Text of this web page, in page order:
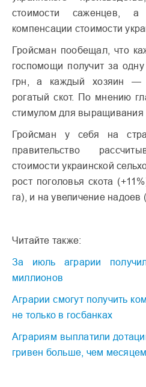
стоимости саженцев, а
компенсации стоимости
Гройсман пообещал, что
госпомощи получит за
грн, а каждый хозяин —
рогатый скот. По мнению
стимулом для выращивания
Гройсман у себя на
правительство
стоимости украинской
рост поголовья скота
га), и на увеличение надоев
Читайте также:
За июль аграрии
миллионов
Аграрии смогут получить
не только в госбанках
Аграриям выплатили
гривен больше, чем